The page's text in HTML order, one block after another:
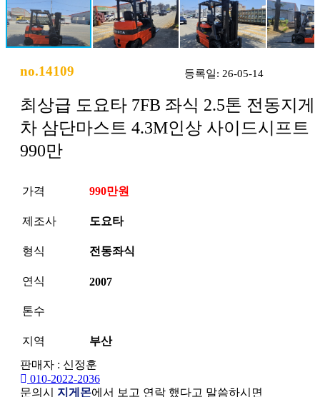
no.14109 등록일: 26-05-14
최상급 도요타 7FB 좌식 2.5톤 전동지게
차 삼단마스트 4.3M인상 사이드시프트
990만
가격 990만원
제조사 도요타
형식 전동좌식
연식 2007
톤수
지역
부산
판매자 : 신정훈
010-2022-2036
문의시 지게몬에서 보고 연락 했다고 말씀하시면